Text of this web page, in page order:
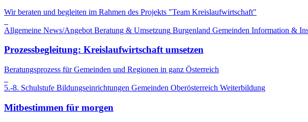
Wir beraten und begleiten im Rahmen des Projekts "Team Kreislaufwirtschaft"
Allgemeine News/Angebot Beratung & Umsetzung Burgenland Gemeinden Information &
Prozessbegleitung: Kreislaufwirtschaft umsetzen
Beratungsprozess für Gemeinden und Regionen in ganz Österreich
5.-8. Schulstufe Bildungseinrichtungen Gemeinden Oberösterreich Weiterbildung
Mitbestimmen für morgen